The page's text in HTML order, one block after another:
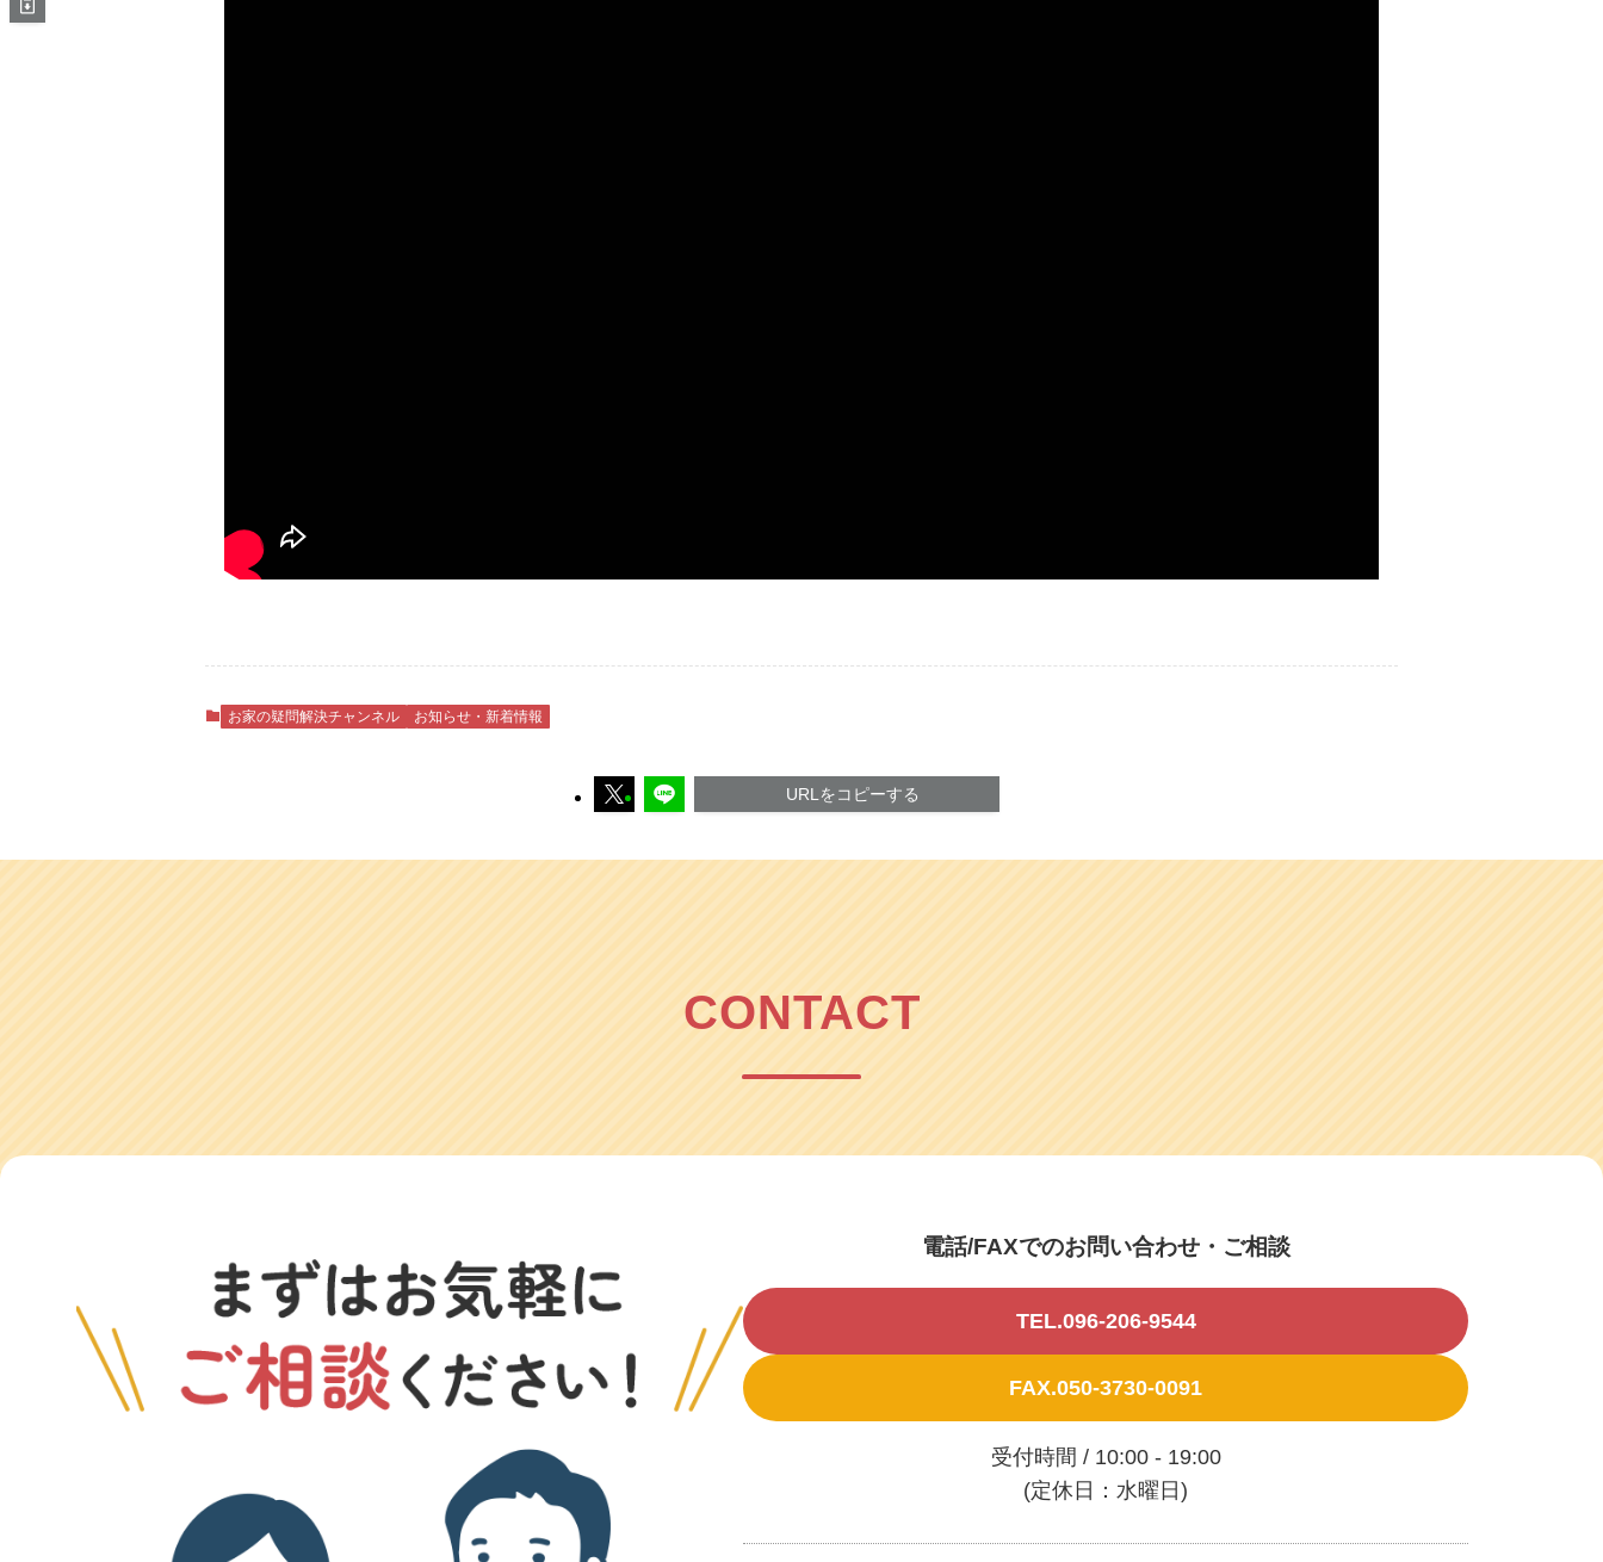
お家の疑問解決チャンネル お知らせ・新着情報
URLをコピーする
CONTACT
電話/FAXでのお問い合わせ・ご相談
TEL.096-206-9544
FAX.050-3730-0091
受付時間 / 10:00 - 19:00
(定休日：水曜日)